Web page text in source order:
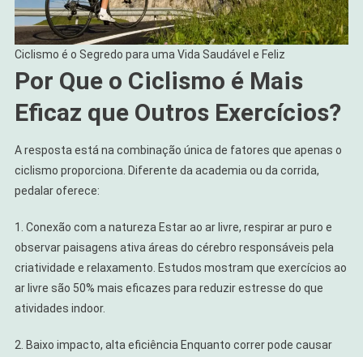
Ciclismo é o Segredo para uma Vida Saudável e Feliz
Por Que o Ciclismo é Mais
Eficaz que Outros Exercícios?
A resposta está na combinação única de fatores que apenas o
ciclismo proporciona. Diferente da academia ou da corrida,
pedalar oferece:
1. Conexão com a natureza Estar ao ar livre, respirar ar puro e
observar paisagens ativa áreas do cérebro responsáveis pela
criatividade e relaxamento. Estudos mostram que exercícios ao
ar livre são 50% mais eficazes para reduzir estresse do que
atividades indoor.
2. Baixo impacto, alta eficiência Enquanto correr pode causar